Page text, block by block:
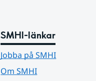
SMHI-länkar
Jobba på SMHI
Om SMHI